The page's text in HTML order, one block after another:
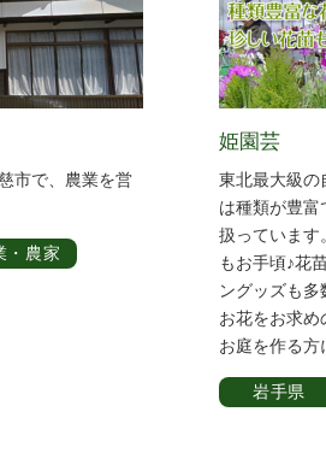
市で、農業を営
・農家
姫園芸
東北最大級の
は種類が豊
扱っています
もお手頃♪花
ングッズも
お花をお求
お庭を作る
岩手県